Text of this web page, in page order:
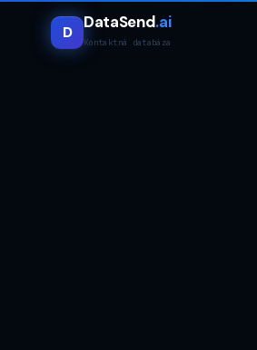
D
DataSend.ai
Kontaktná databáza